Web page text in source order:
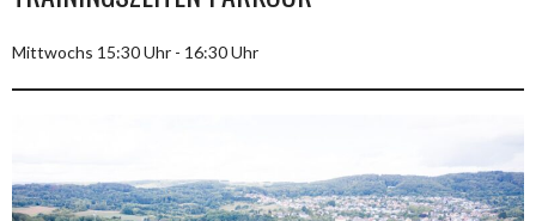
Mittwochs 15:30 Uhr - 16:30 Uhr